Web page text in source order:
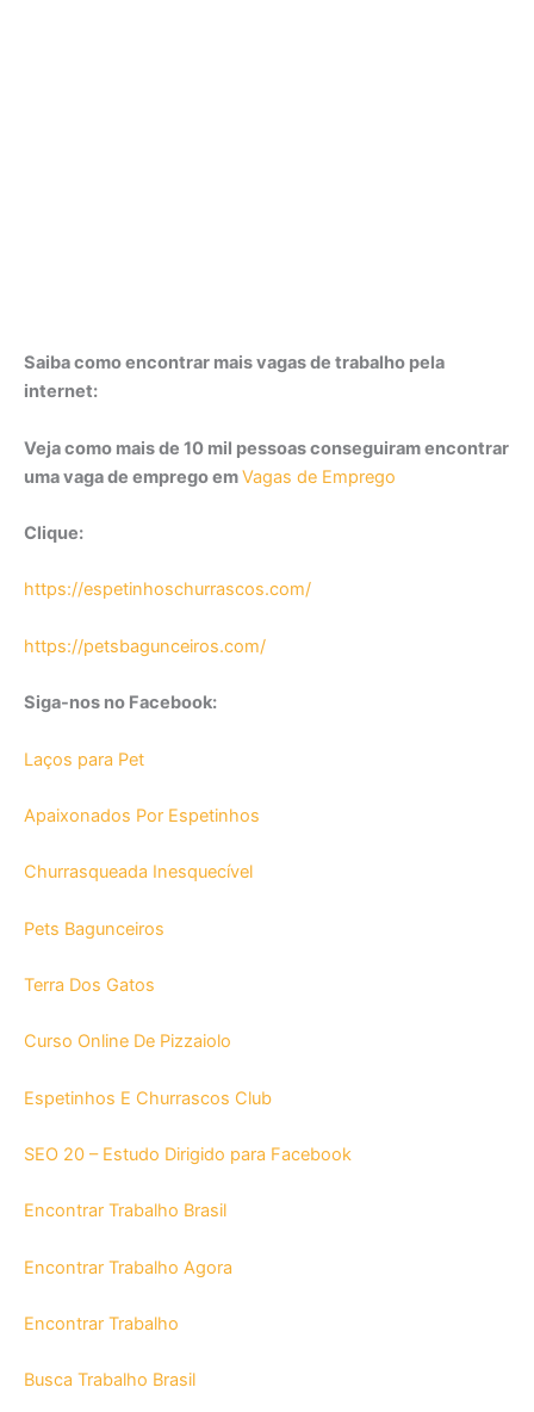
Saiba como encontrar mais vagas de trabalho pela
internet:
Veja como mais de 10 mil pessoas conseguiram encontrar
uma vaga de emprego emVagas de Emprego
Clique:
https://espetinhoschurrascos.com/
https://petsbagunceiros.com/
Siga-nos no Facebook:
Laços para Pet
Apaixonados Por Espetinhos
Churrasqueada Inesquecível
Pets Bagunceiros
Terra Dos Gatos
Curso Online De Pizzaiolo
Espetinhos E Churrascos Club
SEO 20 – Estudo Dirigido para Facebook
Encontrar Trabalho Brasil
Encontrar Trabalho Agora
Encontrar Trabalho
Busca Trabalho Brasil